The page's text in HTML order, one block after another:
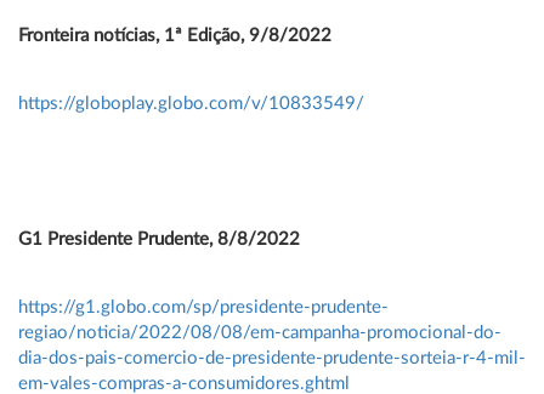
Fronteira notícias, 1ª Edição, 9/8/2022
https://globoplay.globo.com/v/10833549/
G1 Presidente Prudente, 8/8/2022
https://g1.globo.com/sp/presidente-prudente-
regiao/noticia/2022/08/08/em-campanha-promocional-do-
dia-dos-pais-comercio-de-presidente-prudente-sorteia-r-4-mil-
em-vales-compras-a-consumidores.ghtml